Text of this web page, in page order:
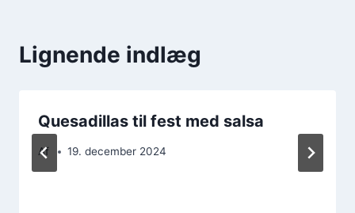
Lignende indlæg
Quesadillas til fest med salsa
Af 19. december 2024